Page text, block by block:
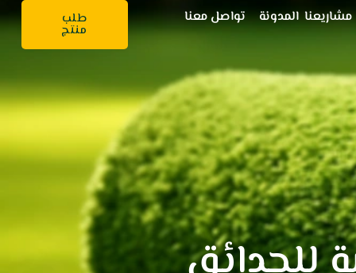
مشاريعنا المدونة تواصل معنا طلب
منتج